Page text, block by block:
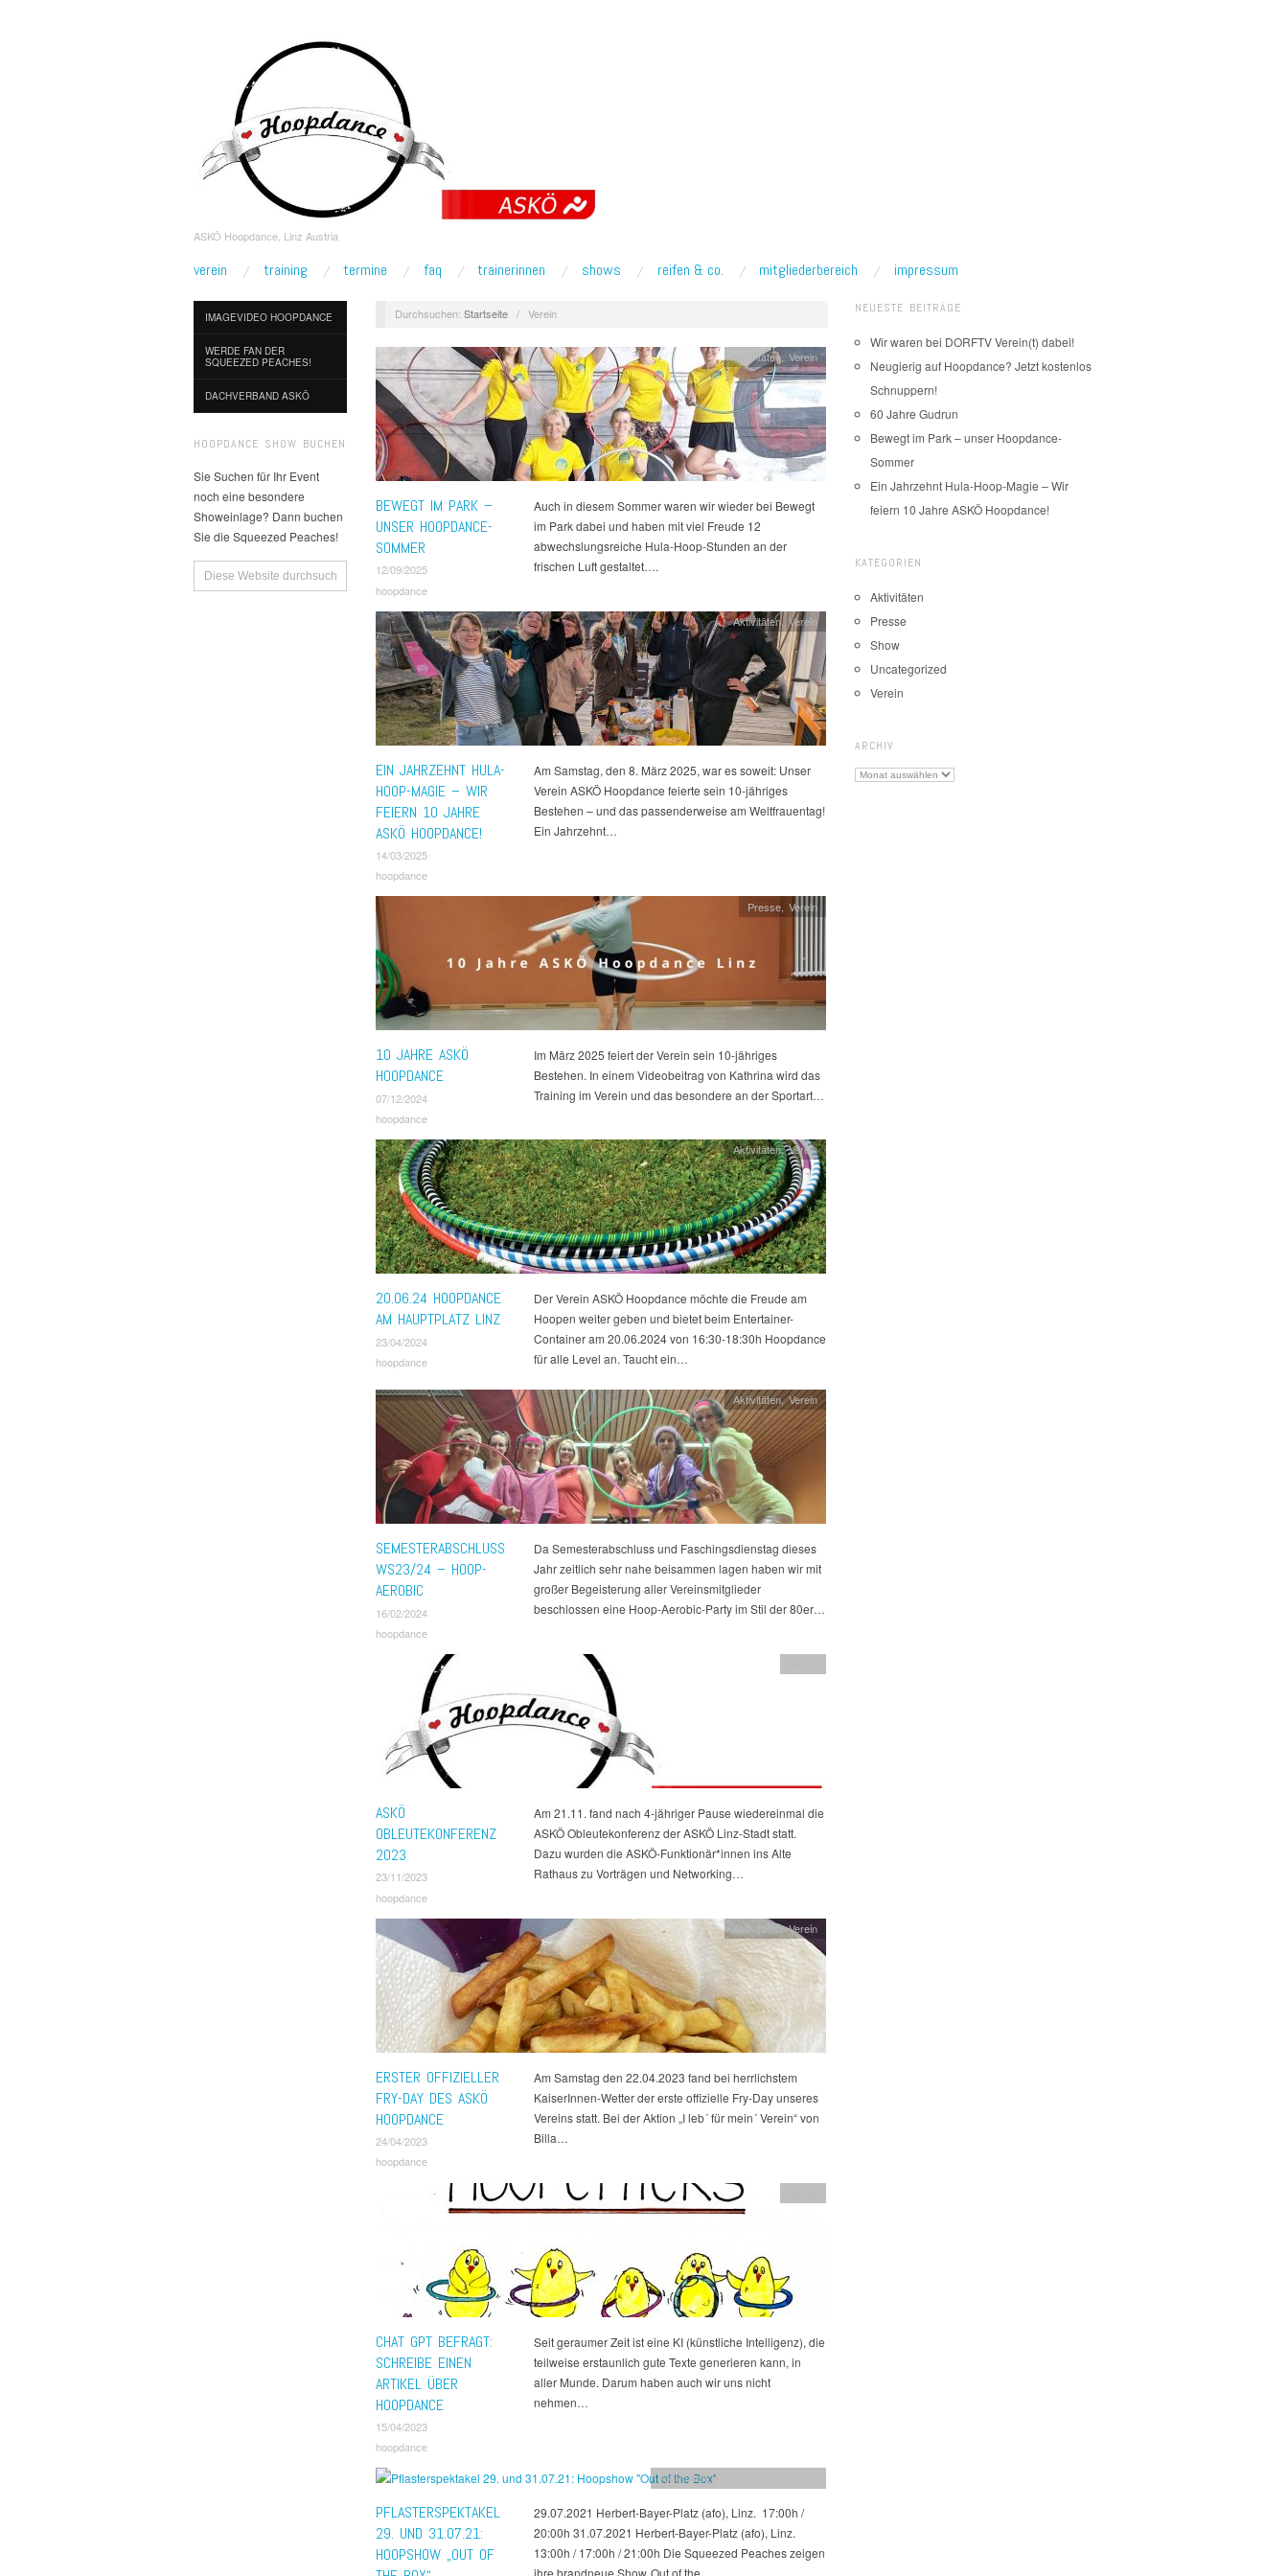
ASKÖ Hoopdance, Linz Austria
verein training termine faq trainerinnen shows reifen & co. mitgliederbereich impressum
IMAGEVIDEO HOOPDANCE
WERDE FAN DER
SQUEEZED PEACHES!
DACHVERBAND ASKÖ
HOOPDANCE SHOW BUCHEN
Sie Suchen für Ihr Event
noch eine besondere
Showeinlage? Dann buchen
Sie die Squeezed Peaches!
Durchsuchen: Startseite / Verein
BEWEGT IM PARK –
UNSER HOOPDANCE-
SOMMER
12/09/2025
hoopdance
Aktivitäten ,Verein
Auch in diesem Sommer waren wir wieder bei Bewegt
im Park dabei und haben mit viel Freude 12
abwechslungsreiche Hula-Hoop-Stunden an der
frischen Luft gestaltet….
EIN JAHRZEHNT HULA-
HOOP-MAGIE – WIR
FEIERN 10 JAHRE
ASKÖ HOOPDANCE!
14/03/2025
hoopdance
Aktivitäten,Verein
Am Samstag, den 8. März 2025, war es soweit: Unser
Verein ASKÖ Hoopdance feierte sein 10-jähriges
Bestehen – und das passenderweise am Weltfrauentag!
Ein Jahrzehnt…
10 JAHRE ASKÖ
HOOPDANCE
07/12/2024
hoopdance
Presse ,Verein
Im März 2025 feiert der Verein sein 10-jähriges
Bestehen. In einem Videobeitrag von Kathrina wird das
Training im Verein und das besondere an der Sportart…
20.06.24 HOOPDANCE
AM HAUPTPLATZ LINZ
23/04/2024
hoopdance
Aktivitäten,Verein
Der Verein ASKÖ Hoopdance möchte die Freude am
Hoopen weiter geben und bietet beim Entertainer-
Container am 20.06.2024 von 16:30-18:30h Hoopdance
für alle Level an. Taucht ein…
SEMESTERABSCHLUSS
WS23/24 – HOOP-
AEROBIC
16/02/2024
hoopdance
Aktivitäten,Verein
Da Semesterabschluss und Faschingsdienstag dieses
Jahr zeitlich sehr nahe beisammen lagen haben wir mit
großer Begeisterung aller Vereinsmitglieder
beschlossen eine Hoop-Aerobic-Party im Stil der 80er…
ASKÖ
OBLEUTEKONFERENZ
2023
23/11/2023
hoopdance
Am 21.11. fand nach 4-jähriger Pause wiedereinmal die
ASKÖ Obleutekonferenz der ASKÖ Linz-Stadt statt.
Dazu wurden die ASKÖ-Funktionär*innen ins Alte
Rathaus zu Vorträgen und Networking…
ERSTER OFFIZIELLER
FRY-DAY DES ASKÖ
HOOPDANCE
24/04/2023
hoopdance
Aktivitäten,Verein
Am Samstag den 22.04.2023 fand bei herrlichstem
KaiserInnen-Wetter der erste offizielle Fry-Day unseres
Vereins statt. Bei der Aktion „I leb´ für mein´ Verein“ von
Billa…
CHAT GPT BEFRAGT:
SCHREIBE EINEN
ARTIKEL ÜBER
HOOPDANCE
15/04/2023
hoopdance
Seit geraumer Zeit ist eine KI (künstliche Intelligenz), die
teilweise erstaunlich gute Texte generieren kann, in
aller Munde. Darum haben auch wir uns nicht
nehmen…
PFLASTERSPEKTAKEL
29. UND 31.07.21:
HOOPSHOW „OUT OF
Aktivitäten,Presse
29.07.2021 Herbert-Bayer-Platz (afo), Linz. 17:00h /
20:00h 31.07.2021 Herbert-Bayer-Platz (afo), Linz.
13:00h / 17:00h / 21:00h Die Squeezed Peaches zeigen
NEUESTE BEITRÄGE
Wir waren bei DORFTV Verein(t) dabei!
Neugierig auf Hoopdance? Jetzt kostenlos
Schnuppern!
60 Jahre Gudrun
Bewegt im Park – unser Hoopdance-
Sommer
Ein Jahrzehnt Hula-Hoop-Magie – Wir
feiern 10 Jahre ASKÖ Hoopdance!
KATEGORIEN
Aktivitäten
Presse
Show
Uncategorized
Verein
ARCHIV
Archiv